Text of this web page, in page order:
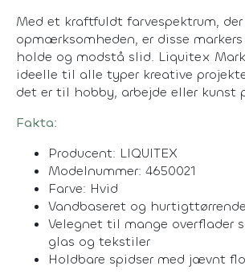
Med et kraftfuldt farvespektrum,
opmærksomheden, er disse
holde og modstå slid. Liquitex
ideelle til alle typer kreative
det er til hobby, arbejde eller kunst
Fakta:
Producent: LIQUITEX
Modelnummer: 4650021
Farve: Hvid
Vandbaseret og hurtigttørrende
Velegnet til mange overflader
glas og tekstiler
Holdbare spidser med jævnt